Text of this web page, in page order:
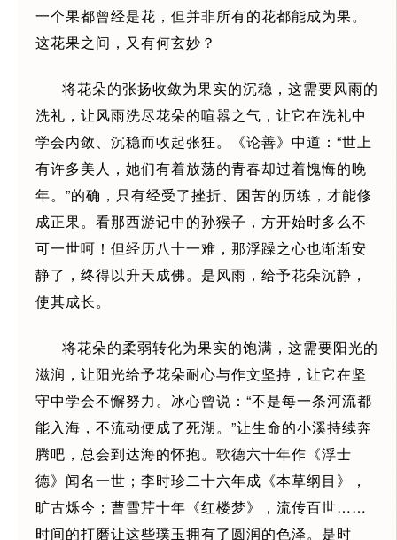
一个果都曾经是花，但并非所有的花都能成为果。
这花果之间，又有何玄妙？
将花朵的张扬收敛为果实的沉稳，这需要风雨的
洗礼，让风雨洗尽花朵的喧嚣之气，让它在洗礼中
学会内敛、沉稳而收起张狂。《论善》中道：“世上
有许多美人，她们有着放荡的青春却过着愧悔的晚
年。”的确，只有经受了挫折、困苦的历练，才能修
成正果。看那西游记中的孙猴子，方开始时多么不
可一世呵！但经历八十一难，那浮躁之心也渐渐安
静了，终得以升天成佛。是风雨，给予花朵沉静，
使其成长。
将花朵的柔弱转化为果实的饱满，这需要阳光的
滋润，让阳光给予花朵耐心与作文坚持，让它在坚
守中学会不懈努力。冰心曾说：“不是每一条河流都
能入海，不流动便成了死湖。”让生命的小溪持续奔
腾吧，总会到达海的怀抱。歌德六十年作《浮士
德》闻名一世；李时珍二十六年成《本草纲目》，
旷古烁今；曹雪芹十年《红楼梦》，流传百世……
时间的打磨让这些璞玉拥有了圆润的色泽。是时